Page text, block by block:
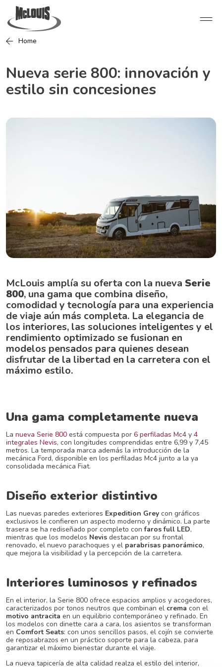
Home
Nueva serie 800: innovación y
estilo sin concesiones
McLouis amplía su oferta con la nueva Serie
800, una gama que combina diseño,
comodidad y tecnología para una experiencia
de viaje aún más completa. La elegancia de
los interiores, las soluciones inteligentes y el
rendimiento optimizado se fusionan en
modelos pensados para quienes desean
disfrutar de la libertad en la carretera con el
máximo estilo.
Una gama completamente nueva
La nueva Serie 800 está compuesta por 6 perfiladas Mc4 y 4
integrales Nevis, con longitudes comprendidas entre 6,99 y 7,45
metros. La temporada marca además la introducción de la
mecánica Ford, disponible en los perfiladas Mc4 junto a la ya
consolidada mecánica Fiat.
Diseño exterior distintivo
Las nuevas paredes exteriores Expedition Grey con gráficos
exclusivos le confieren un aspecto moderno y dinámico. La parte
trasera se ha rediseñado por completo confaros full LED,
mientras que los modelos Nevis destacan por su frontal
renovado, el nuevo parachoques y el parabrisas panorámico,
que mejora la visibilidad y la percepción de la carretera.
Interiores luminosos y refinados
En el interior, la Serie 800 ofrece espacios amplios y acogedores,
caracterizados por tonos neutros que combinan el crema con el
motivo antracita en un equilibrio contemporáneo y refinado. En
los modelos con dinette cara a cara, los asientos se transforman
en Comfort Seats: con unos sencillos pasos, el cojín se convierte
de reposabrazos en un práctico soporte para la cabeza, para
garantizar el máximo bienestar durante el viaje.
La nueva tapicería de alta calidad realza el estilo del interior,